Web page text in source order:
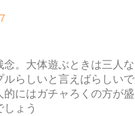
。大体遊ぶときは三人な
らしいと言えばらしいで
にはガチャろくの方が盛
ょう